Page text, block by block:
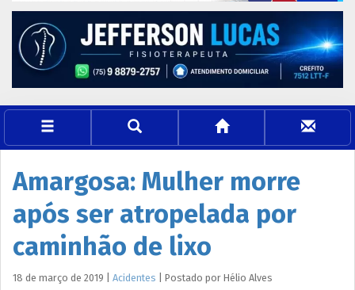
Amargosa: Mulher morre
após ser atropelada por
caminhão de lixo
18 de março de 2019 Acidentes Postado por Hélio Alves